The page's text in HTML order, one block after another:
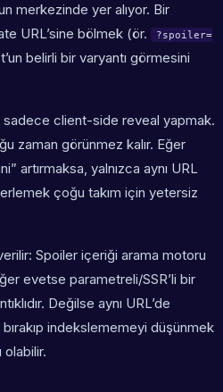
merkezinde yer alıyor. Bir
URL’sine bölmek (ör.
?spoiler=
belirli bir varyantı görmesini
sadece client-side reveal yapmak.
zaman görünmez kalır. Eğer
artırmaksa, yalnızca aynı URL
çoğu takım için yetersiz
Spoiler içeriği arama motoru
evetse parametreli/SSR’li bir
Değilse aynı URL’de
bırakıp indekslememeyi düşünmek